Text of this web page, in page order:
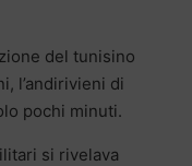
del tunisino
l’andirivieni di
pochi minuti.
si rivelava